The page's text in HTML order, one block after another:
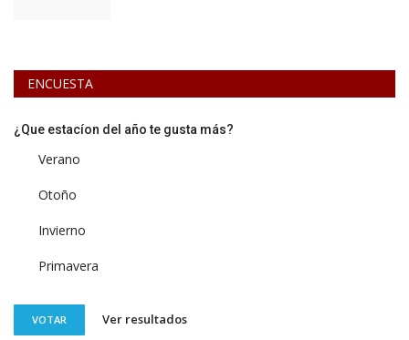
ENCUESTA
¿Que estacíon del año te gusta más?
Verano
Otoño
Invierno
Primavera
VOTAR Ver resultados